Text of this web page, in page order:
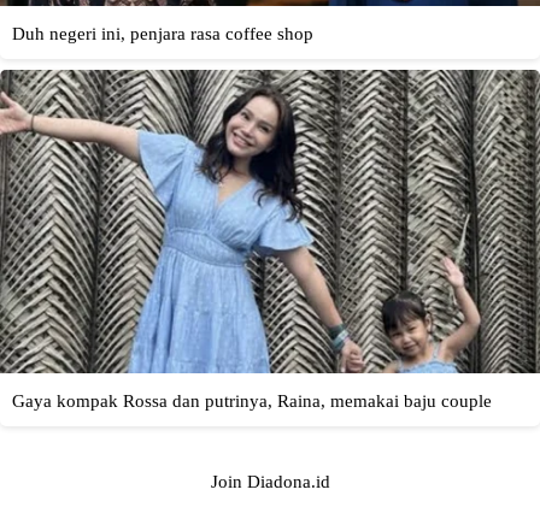
Join Diadona.id